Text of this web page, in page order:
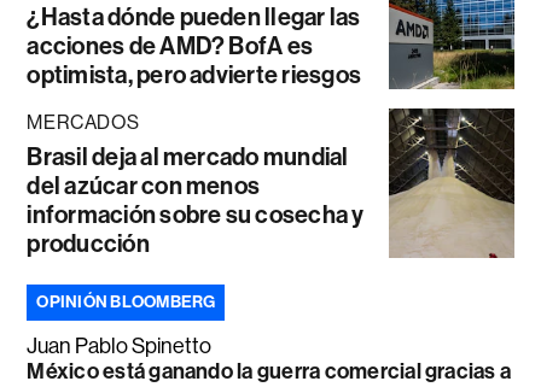
¿Hasta dónde pueden llegar las
acciones de AMD? BofA es
optimista, pero advierte riesgos
MERCADOS
Brasil deja al mercado mundial
del azúcar con menos
información sobre su cosecha y
producción
OPINIÓN BLOOMBERG
Juan Pablo Spinetto
México está ganando la guerra comercial gracias a